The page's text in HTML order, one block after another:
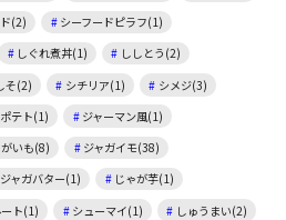
(2)
シーフードピラフ(1)
しぐれ煮丼(1)
ししとう(2)
そ(2) シチリア(1)
シメジ(3)
テト(1)
ジャーマン風(1)
がいも(8)
ジャガイモ(38)
ジャガバター(1)
じゃが芋(1)
ト(1) シューマイ(1)
しゅうまい(2)